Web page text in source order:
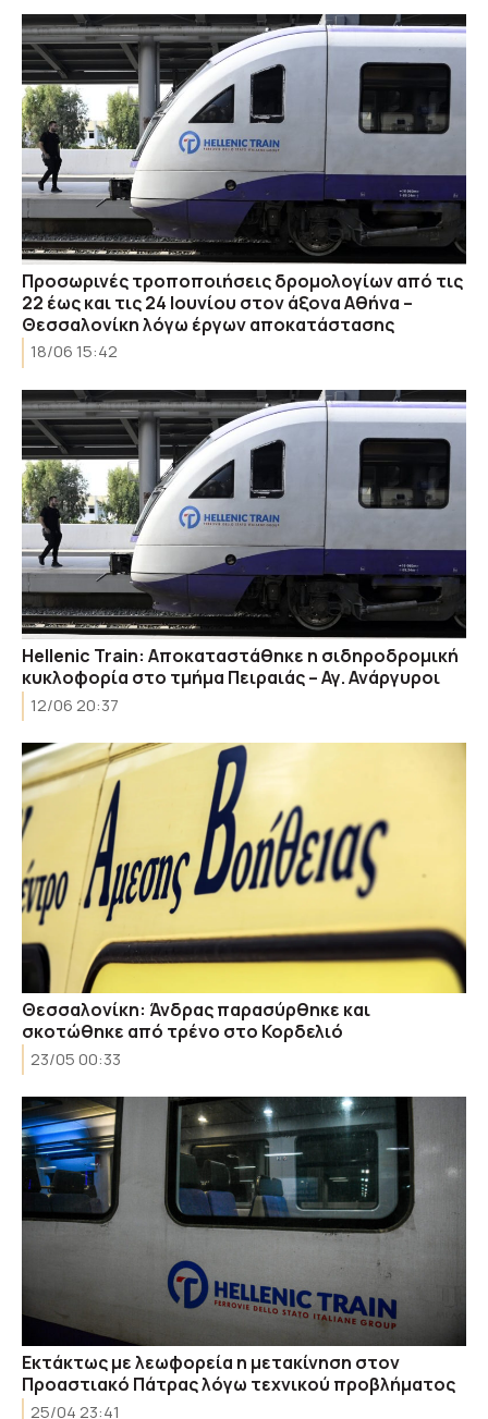
Προσωρινές τροποποιήσεις δρομολογίων από τις
22 έως και τις 24 Ιουνίου στον άξονα Αθήνα –
Θεσσαλονίκη λόγω έργων αποκατάστασης
18/06 15:42
Hellenic Train: Αποκαταστάθηκε η σιδηροδρομική
κυκλοφορία στο τμήμα Πειραιάς – Αγ. Ανάργυροι
12/06 20:37
Θεσσαλονίκη: Άνδρας παρασύρθηκε και
σκοτώθηκε από τρένο στο Κορδελιό
23/05 00:33
Εκτάκτως με λεωφορεία η μετακίνηση στον
Προαστιακό Πάτρας λόγω τεχνικού προβλήματος
25/04 23:41